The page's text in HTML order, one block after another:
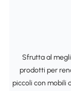
Sfrutta al
prodotti per
piccoli con mobili